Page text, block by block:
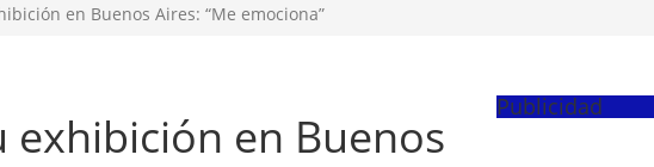
en Buenos Aires: “Me emociona”
exhibición en Buenos
Publicidad